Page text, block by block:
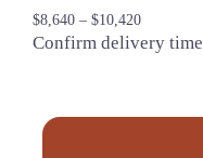
$8,640 –$10,420
Confirm delivery time